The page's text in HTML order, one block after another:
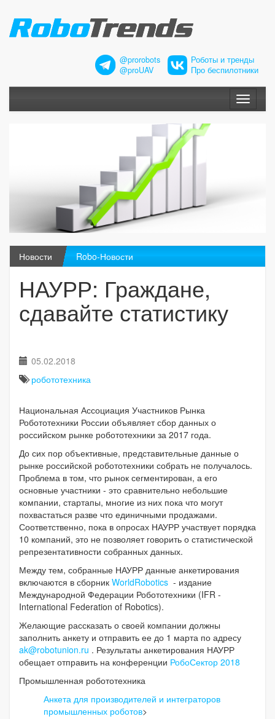
@prorobots
@proUAV
Роботы и тренды
Про беспилотники
Меню
Новости Robo-Новости
НАУРР: Граждане,
сдавайте статистику
05.02.2018
робототехника
Национальная Ассоциация Участников Рынка
Робототехники России объявляет сбор данных о
российском рынке робототехники за 2017 года.
До сих пор объективные, представительные данные о
рынке российской робототехники собрать не получалось.
Проблема в том, что рынок сегментирован, а его
основные участники - это сравнительно небольшие
компании, стартапы, многие из них пока что могут
похвастаться разве что единичными продажами.
Соответственно, пока в опросах НАУРР участвует порядка
10 компаний, это не позволяет говорить о статистической
репрезентативности собранных данных.
Между тем, собранные НАУРР данные анкетирования
включаются в сборник WorldRobotics - издание
Международной Федерации Робототехники (IFR -
International Federation of Robotics).
Желающие рассказать о своей компании должны
заполнить анкету и отправить ее до 1 марта по адресу
ak@robotunion.ru . Результаты анкетирования НАУРР
обещает отправить на конференции РобоСектор 2018
Промышленная робототехника
Анкета для производителей и интеграторов
промышленных роботов>